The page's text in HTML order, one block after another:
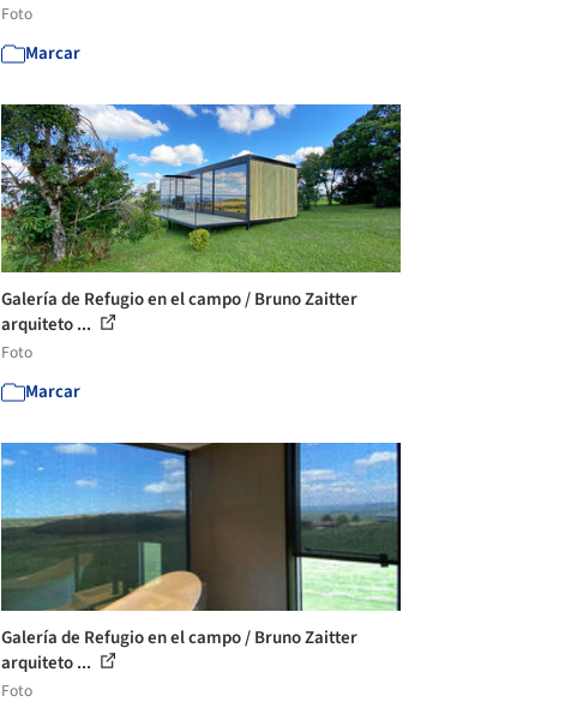
Foto
Marcar
Galería de Refugio en el campo / Bruno Zaitter
arquiteto ...
Foto
Marcar
Galería de Refugio en el campo / Bruno Zaitter
arquiteto ...
Foto